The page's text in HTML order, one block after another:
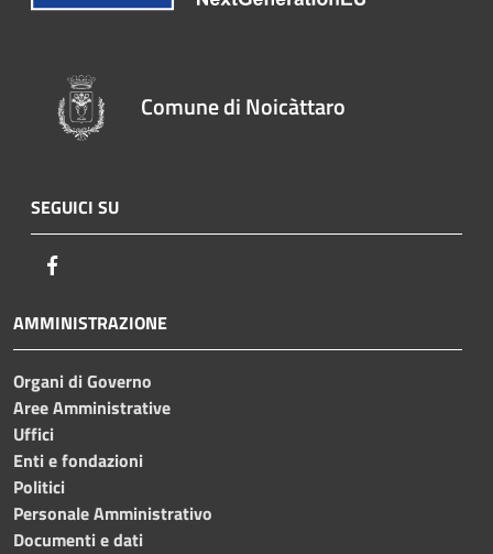
Comune di Noicàttaro
SEGUICI SU
AMMINISTRAZIONE
Organi di Governo
Aree Amministrative
Uffici
Enti e fondazioni
Politici
Personale Amministrativo
Documenti e dati